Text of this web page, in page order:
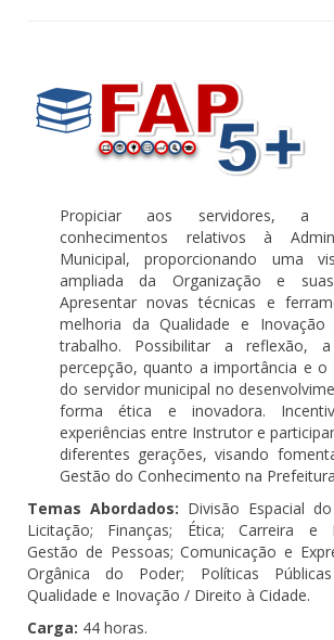
Propiciar aos servidores, a
conhecimentos relativos à
Municipal, proporcionando uma
ampliada da Organização e suas
Apresentar novas técnicas e
melhoria da Qualidade e
trabalho. Possibilitar a reflexão,
percepção, quanto a importância e o
do servidor municipal no
forma ética e inovadora.
experiências entre Instrutor e
diferentes gerações, visando
Gestão do Conhecimento na
Temas Abordados: Divisão Espacial
Licitação; Finanças; Ética; Carreira e
Gestão de Pessoas; Comunicação e
Orgânica do Poder; Políticas
Qualidade e Inovação / Direito à Cidade.
Carga: 44 horas.